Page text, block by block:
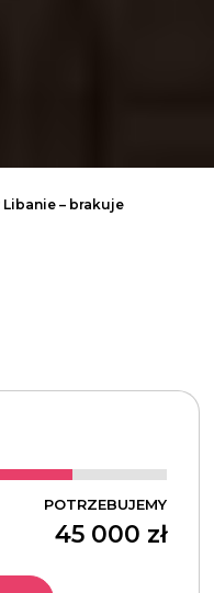
– brakuje
POTRZEBUJEMY
45 000 zł